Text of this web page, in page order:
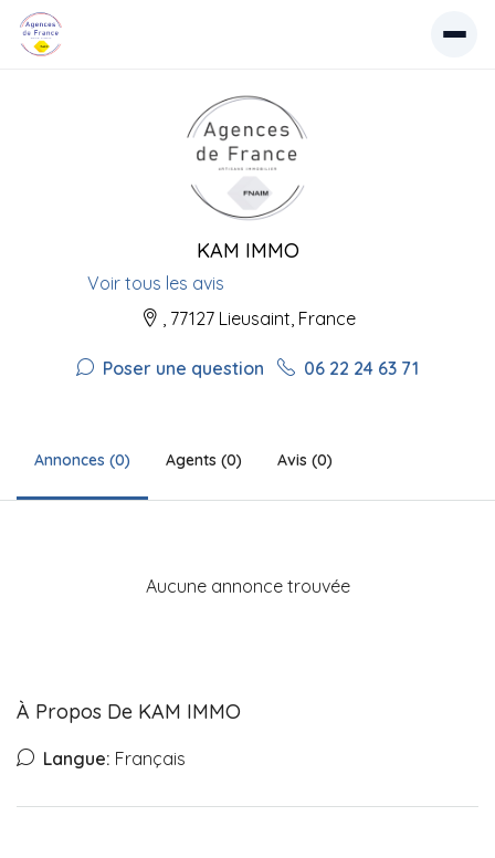
KAM IMMO
Voir tous les avis
, 77127 Lieusaint, France
Poser une question 06 22 24 63 71
Annonces (0) Agents (0) Avis (0)
Aucune annonce trouvée
À Propos De KAM IMMO
Langue: Français